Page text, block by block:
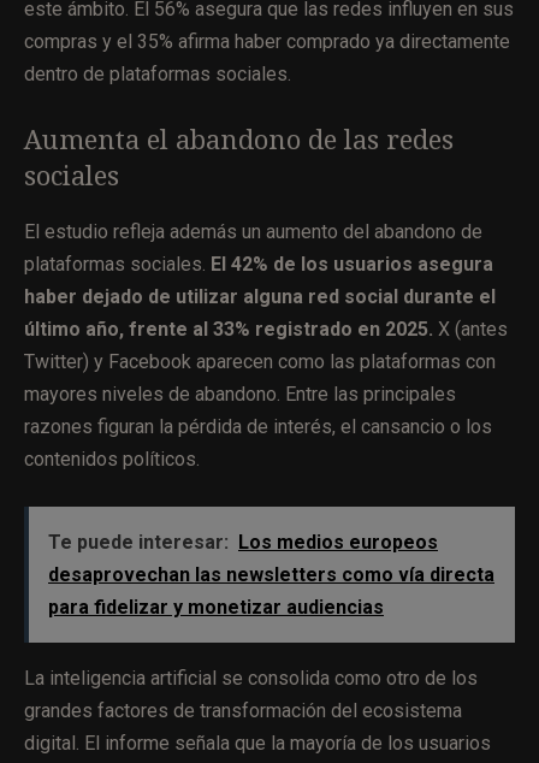
este ámbito. El 56% asegura que las redes influyen en sus
compras y el 35% afirma haber comprado ya directamente
dentro de plataformas sociales.
Aumenta el abandono de las redes
sociales
El estudio refleja además un aumento del abandono de
plataformas sociales. El 42% de los usuarios asegura
haber dejado de utilizar alguna red social durante el
último año, frente al 33% registrado en 2025. X (antes
Twitter) y Facebook aparecen como las plataformas con
mayores niveles de abandono. Entre las principales
razones figuran la pérdida de interés, el cansancio o los
contenidos políticos.
Te puede interesar:
Los medios europeos
desaprovechan las newsletters como vía directa
para fidelizar y monetizar audiencias
La inteligencia artificial se consolida como otro de los
grandes factores de transformación del ecosistema
digital. El informe señala que la mayoría de los usuarios